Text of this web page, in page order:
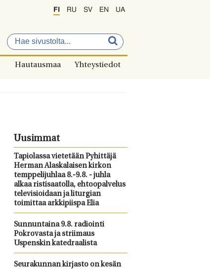
FI RU SV EN UA
Hautausmaa Yhteystiedot
Uusimmat
Tapiolassa vietetään Pyhittäjä
Herman Alaskalaisen kirkon
temppelijuhlaa 8.-9.8. - juhla
alkaa ristisaatolla, ehtoopalvelus
televisioidaan ja liturgian
toimittaa arkkipiispa Elia
Sunnuntaina 9.8. radiointi
Pokrovasta ja striimaus
Uspenskin katedraalista
Seurakunnan kirjasto on kesän